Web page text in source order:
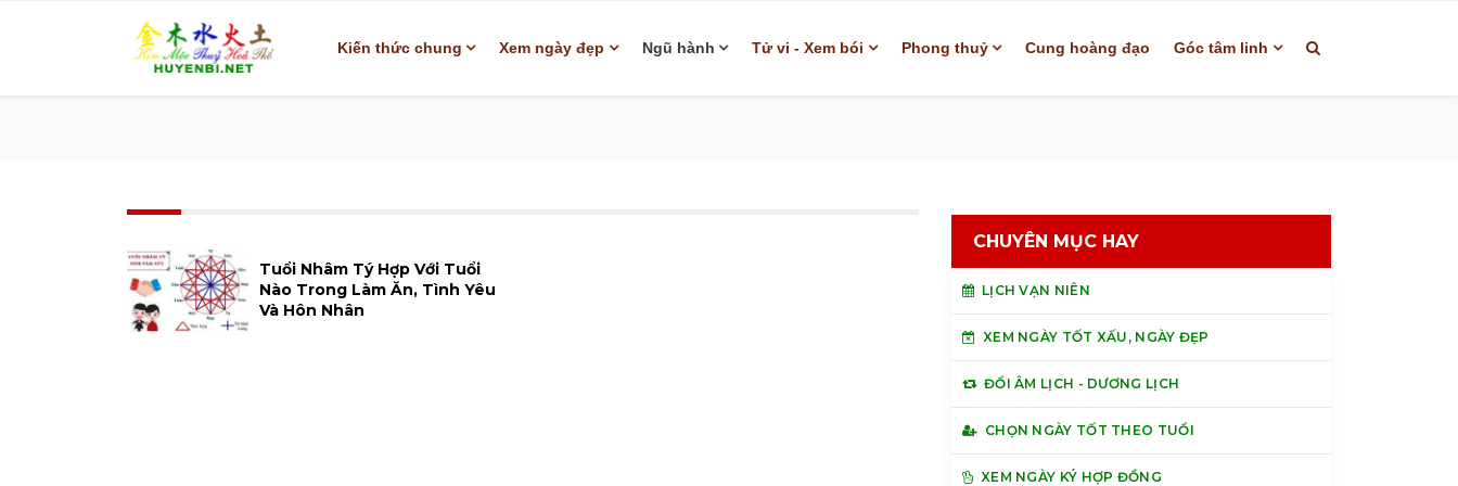
Kiến thức chung Xem ngày đẹp Ngũ hành Tử vi - Xem bói Phong thuỷ Cung hoàng đạo Góc tâm linh
Tuổi Nhâm Tý Hợp Với Tuổi
Nào Trong Làm Ăn, Tình Yêu
Và Hôn Nhân
CHUYÊN MỤC HAY
LỊCH VẠN NIÊN
XEM NGÀY TỐT XẤU, NGÀY ĐẸP
ĐỔI ÂM LỊCH - DƯƠNG LỊCH
CHỌN NGÀY TỐT THEO TUỔI
XEM NGÀY KÝ HỢP ĐỒNG